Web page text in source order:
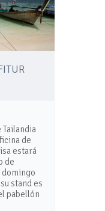
de
estará
de
domingo
stand es
pabellón